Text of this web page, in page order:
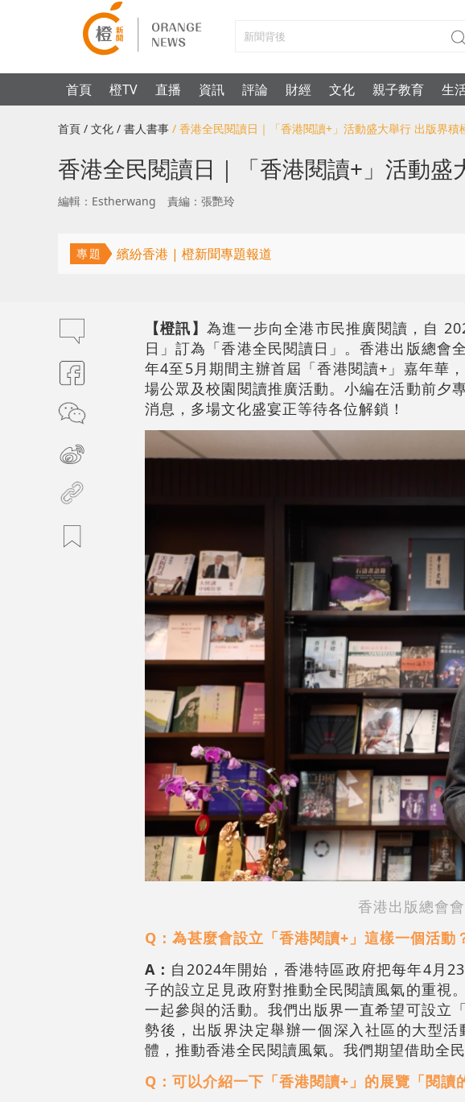
首頁 橙TV 直播 資訊 評論 財經 文化 親子教育 生
首頁 / 文化 / 書人書事 / 香港全民閱讀日｜「香港閱讀+」活動盛大舉行 出版界積
香港全民閱讀日｜「香港閱讀+」活動
編輯：Estherwang 責編：張艷玲
專題 繽紛香港 | 橙新聞專題報道
【橙訊】 為進一步向全港市民推廣閱讀，自
日」訂為「香港全民閱讀日」。香港出版總會
年4至5月期間主辦首屆「香港閱讀+」嘉年華
場公眾及校園閱讀推廣活動。小編在活動前夕
消息，多場文化盛宴正等待各位解鎖！
香港出版總會
Q：為甚麼會設立「香港閱讀+」這樣一個活動
A： 自2024年開始，香港特區政府把每年4月
子的設立足見政府對推動全民閱讀風氣的重視
一起參與的活動。我們出版界一直希望可設立
勢後，出版界決定舉辦一個深入社區的大型
體，推動香港全民閱讀風氣。我們期望借助全
Q：可以介紹一下「香港閱讀+」的展覽「閱讀